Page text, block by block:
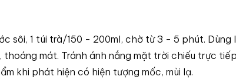
sôi, 1 túi trà/150 - 200ml, chờ từ 3 - 5 phút.
thoáng mát. Tránh ánh nắng mặt trời chiếu trực tiếp
khi phát hiện có hiện tượng mốc, mùi lạ.